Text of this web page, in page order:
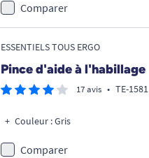
Comparer
ESSENTIELS TOUS ERGO
Pince d'aide à l'habillage
17 avis • TE-1581
Couleur : Gris
Comparer